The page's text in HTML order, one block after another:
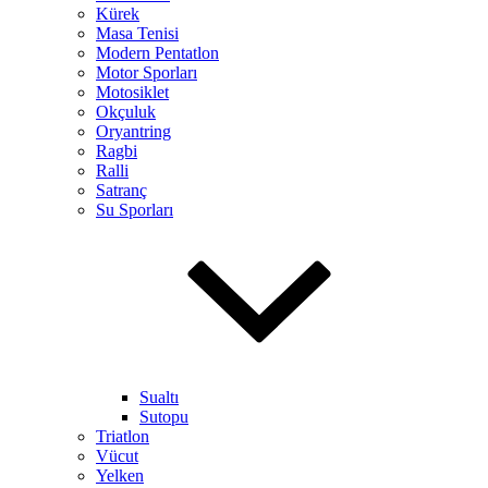
Kürek
Masa Tenisi
Modern Pentatlon
Motor Sporları
Motosiklet
Okçuluk
Oryantring
Ragbi
Ralli
Satranç
Su Sporları
Sualtı
Sutopu
Triatlon
Vücut
Yelken